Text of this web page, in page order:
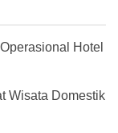
Hotel
Wisata Domestik